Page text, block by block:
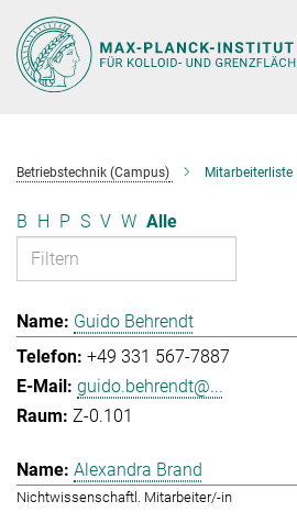
Hauptinhalt
Betriebstechnik (Campus) Mitarbeiterliste
B H P S V W Alle
Guido Behrendt
+49 331 567-7887
guido.behrendt@...
Z-0.101
Alexandra Brand
Nichtwissenschaftl. Mitarbeiter/-in